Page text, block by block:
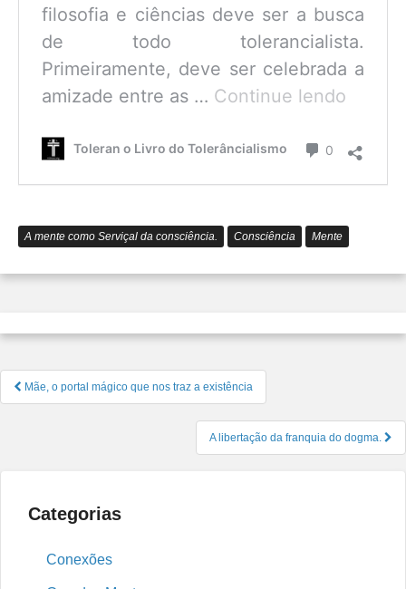
filosofia e ciências deve ser a busca
de todo tolerancialista.
Primeiramente, deve ser celebrada a
amizade entre as … Continue lendo
é
Toleran o Livro do Tolerâncialismo 0 Comentário
A mente como Serviçal da consciência. Consciência Mente
Navegação
de
Mãe, o portal mágico que nos traz a existência
A libertação da franquia do dogma.
Categorias
Conexões